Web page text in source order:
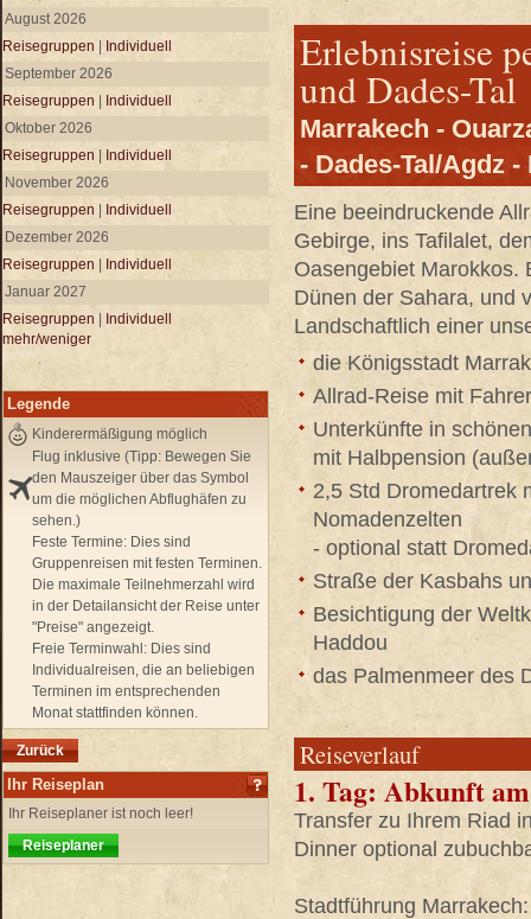
August 2026
Reisegruppen
Individuell
September 2026
Reisegruppen
Individuell
Oktober 2026
Reisegruppen
Individuell
November 2026
Reisegruppen
Individuell
Dezember 2026
Reisegruppen
Individuell
Januar 2027
Reisegruppen
Individuell
mehr/weniger
Legende
Kinderermäßigung möglich
Flug inklusive (Tipp: Bewegen Sie
den Mauszeiger über das Symbol
um die möglichen Abflughäfen zu
sehen.)
Feste Termine: Dies sind
Gruppenreisen mit festen Terminen.
Die maximale Teilnehmerzahl wird
in der Detailansicht der Reise unter
"Preise" angezeigt.
Freie Terminwahl: Dies sind
Individualreisen, die an beliebigen
Terminen im entsprechenden
Monat stattfinden können.
Zurück
Ihr Reiseplan
Ihr Reiseplaner ist noch leer!
Reiseplaner
Erlebnisreise
und Dades-Tal
Marrakech -
- Dades-Tal/Agdz
Eine beeindruckende
Gebirge, ins Tafilalet,
Oasengebiet Marokkos.
Dünen der Sahara, und
Landschaftlich einer
die Königsstadt
Allrad-Reise mit
Unterkünfte in
mit Halbpension
2,5 Std Dromedartrek
Nomadenzelten
- optional statt
Straße der Kasbahs
Besichtigung der
Haddou
das Palmenmeer des
Reiseverlauf
1. Tag: Abkunft
Transfer zu Ihrem Riad
Dinner optional
Stadtführung